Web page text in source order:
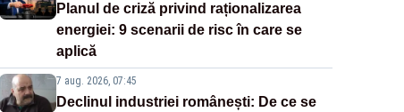
Planul de criză privind raționalizarea
energiei: 9 scenarii de risc în care se
aplică
7 aug. 2026, 07:45
Declinul industriei românești: De ce se